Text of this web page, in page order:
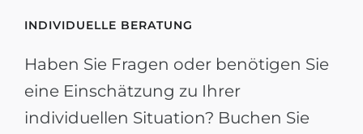
INDIVIDUELLE BERATUNG
Haben Sie Fragen oder benötigen Sie
eine Einschätzung zu Ihrer
individuellen Situation? Buchen Sie